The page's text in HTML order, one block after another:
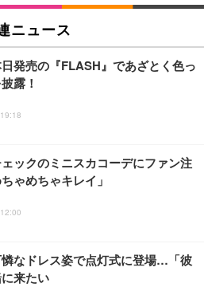
ニュース
発売の『FLASH』であざとく色っ
露！
ックのミニスカコーデにファン注
ゃめちゃキレイ」
なドレス姿で点灯式に登場…「彼
来たい